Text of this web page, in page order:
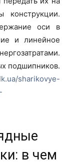
конструкции.
оси в
и линейное
подшипников.
sharikovye-
в чем